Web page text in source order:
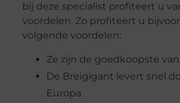
bij deze specialist profiteert u
voordelen. Zo profiteert u
volgende voordelen:
Ze zijn de goedkoopste
De Breigigant levert snel
Europa